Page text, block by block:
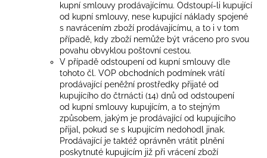
kupní smlouvy prodávajícímu. Odstoupí-li kupující
od kupní smlouvy, nese kupující náklady spojené
s navrácením zboží prodávajícímu, a to i v tom
případě, kdy zboží nemůže být vráceno pro svou
povahu obvyklou poštovní cestou.
V případě odstoupení od kupní smlouvy dle
tohoto čl. VOP obchodních podmínek vrátí
prodávající peněžní prostředky přijaté od
kupujícího do čtrnácti (14) dnů od odstoupení
od kupní smlouvy kupujícím, a to stejným
způsobem, jakým je prodávající od kupujícího
přijal, pokud se s kupujícím nedohodl jinak.
Prodávající je taktéž oprávněn vrátit plnění
poskytnuté kupujícím již při vrácení zboží